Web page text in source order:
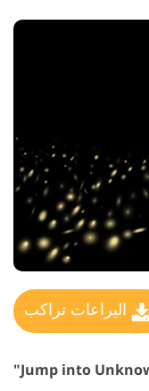
اليراعات تراكب